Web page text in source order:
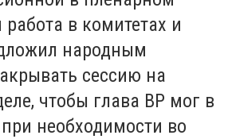
в комитетах и
народным
сессию на
чтобы глава ВР мог в
необходимости во